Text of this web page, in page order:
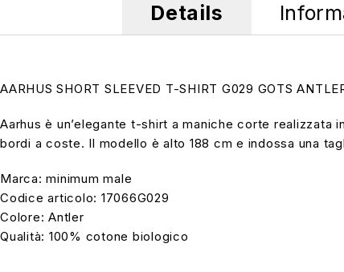
Details
AARHUS SHORT SLEEVED T-SHIRT G029 GOTS
Aarhus è un’elegante t-shirt a maniche corte
bordi a coste. Il modello è alto 188 cm e indossa una
Marca: minimum male
Codice articolo: 17066G029
Colore: Antler
Qualità: 100% cotone biologico